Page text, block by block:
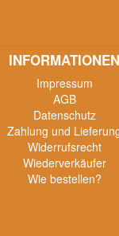
INFORMATIONEN
Impressum
AGB
Datenschutz
Zahlung und
Widerrufsrecht
Wiederverkäufer
Wie bestellen?